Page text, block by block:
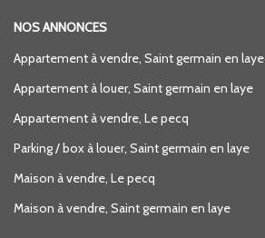
NOS ANNONCES
Appartement à vendre, Saint germain en laye
Appartement à louer, Saint germain en laye
Appartement à vendre, Le pecq
Parking / box à louer, Saint germain en laye
Maison à vendre, Le pecq
Maison à vendre, Saint germain en laye